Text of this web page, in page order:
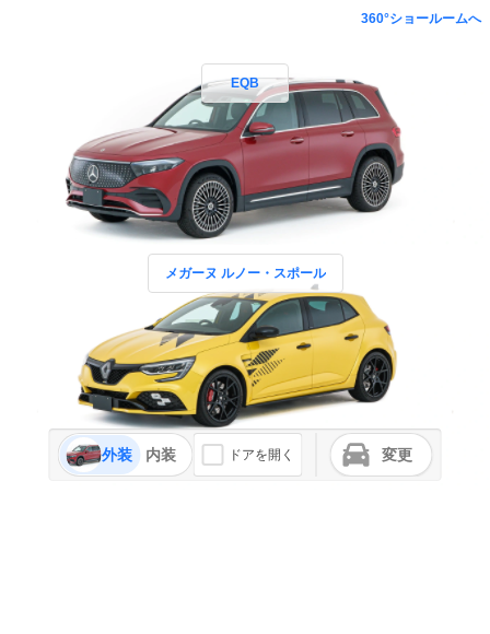
360°ショールームへ
EQB
メガーヌ ルノー・スポール
外装 内装 ドアを開く 変更